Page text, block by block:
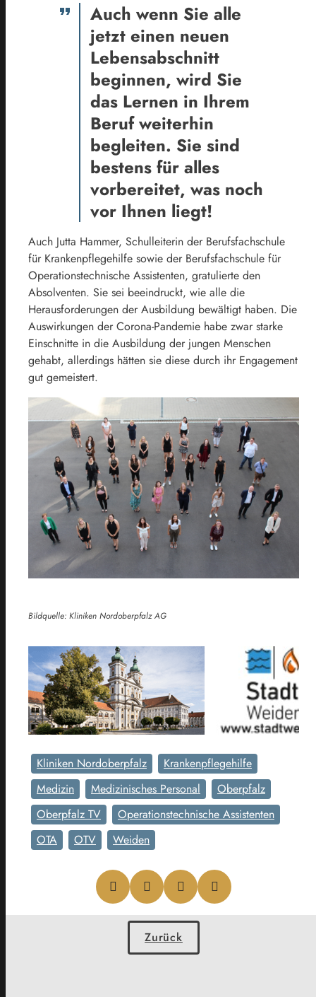
Auch wenn Sie alle
jetzt einen neuen
Lebensabschnitt
beginnen, wird Sie
das Lernen in Ihrem
Beruf weiterhin
begleiten. Sie sind
bestens für alles
vorbereitet, was noch
vor Ihnen liegt!
Auch Jutta Hammer, Schulleiterin der Berufsfachschule
für Krankenpflegehilfe sowie der Berufsfachschule für
Operationstechnische Assistenten, gratulierte den
Absolventen. Sie sei beeindruckt, wie alle die
Herausforderungen der Ausbildung bewältigt haben. Die
Auswirkungen der Corona-Pandemie habe zwar starke
Einschnitte in die Ausbildung der jungen Menschen
gehabt, allerdings hätten sie diese durch ihr Engagement
gut gemeistert.
Bildquelle: Kliniken Nordoberpfalz AG
Kliniken Nordoberpfalz
Krankenpflegehilfe
Medizin
Medizinisches Personal
Oberpfalz
Oberpfalz TV
Operationstechnische Assistenten
OTA
OTV Weiden
Zurück